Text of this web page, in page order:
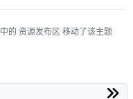
中的 资源发布区 移动了该主题